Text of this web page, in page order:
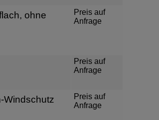
ohne
Preis auf
Anfrage
Preis auf
Anfrage
Windschutz
Preis auf
Anfrage